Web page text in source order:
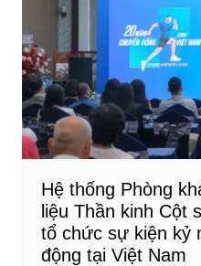
Hệ thống Phòng
liệu Thần kinh Cột
tổ chức sự kiện kỷ
động tại Việt Nam